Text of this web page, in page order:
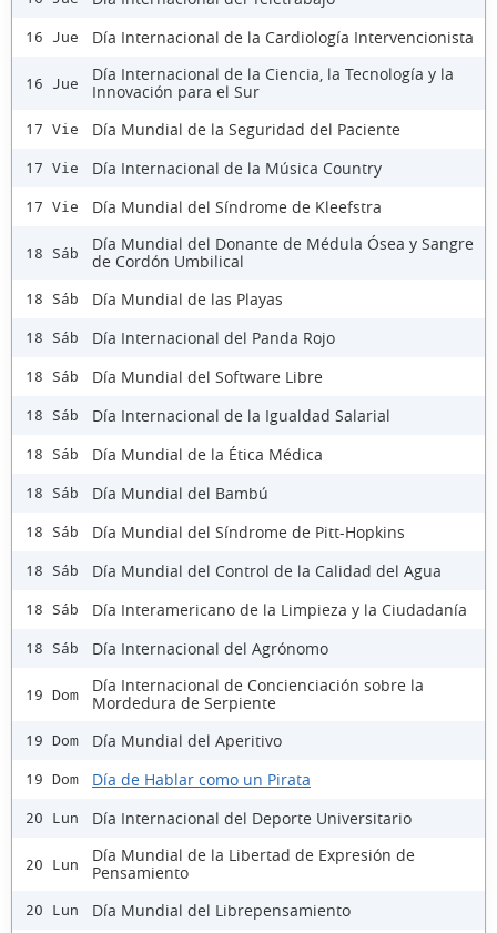
16 Jue Día Internacional de la Cardiología Intervencionista
16 Jue
Día Internacional de la Ciencia, la Tecnología y la
Innovación para el Sur
17 Vie Día Mundial de la Seguridad del Paciente
17 Vie Día Internacional de la Música Country
17 Vie Día Mundial del Síndrome de Kleefstra
18 Sáb
Día Mundial del Donante de Médula Ósea y Sangre
de Cordón Umbilical
18 Sáb Día Mundial de las Playas
18 Sáb Día Internacional del Panda Rojo
18 Sáb Día Mundial del Software Libre
18 Sáb Día Internacional de la Igualdad Salarial
18 Sáb Día Mundial de la Ética Médica
18 Sáb Día Mundial del Bambú
18 Sáb Día Mundial del Síndrome de Pitt-Hopkins
18 Sáb Día Mundial del Control de la Calidad del Agua
18 Sáb Día Interamericano de la Limpieza y la Ciudadanía
18 Sáb Día Internacional del Agrónomo
19 Dom
Día Internacional de Concienciación sobre la
Mordedura de Serpiente
19 Dom Día Mundial del Aperitivo
19 Dom Día de Hablar como un Pirata
20 Lun Día Internacional del Deporte Universitario
20 Lun
Día Mundial de la Libertad de Expresión de
Pensamiento
20 Lun Día Mundial del Librepensamiento